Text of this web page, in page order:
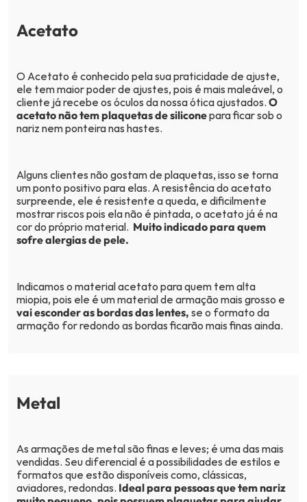
Acetato
O Acetato é conhecido pela sua praticidade de ajuste,
ele tem maior poder de ajustes, pois é mais maleável, o
cliente já recebe os óculos da nossa ótica ajustados. O
acetato não tem plaquetas de siliconepara ficar sob o
nariz nem ponteira nas hastes.
Alguns clientes não gostam de plaquetas, isso se torna
um ponto positivo para elas. A resistência do acetato
surpreende, ele é resistente a queda, e dificilmente
mostrar riscos pois ela não é pintada, o acetato já é na
cor do próprio material. Muito indicado para quem
sofre alergias de pele.
Indicamos o material acetato para quem tem alta
miopia, pois ele é um material de armação mais grosso e
vai esconder as bordas das lentes, se o formato da
armação for redondo as bordas ficarão mais finas ainda.
Metal
As armações de metal são finas e leves; é uma das mais
vendidas. Seu diferencial é a possibilidades de estilos e
formatos que estão disponíveis como, clássicas,
aviadores, redondas. Ideal para pessoas que tem nariz